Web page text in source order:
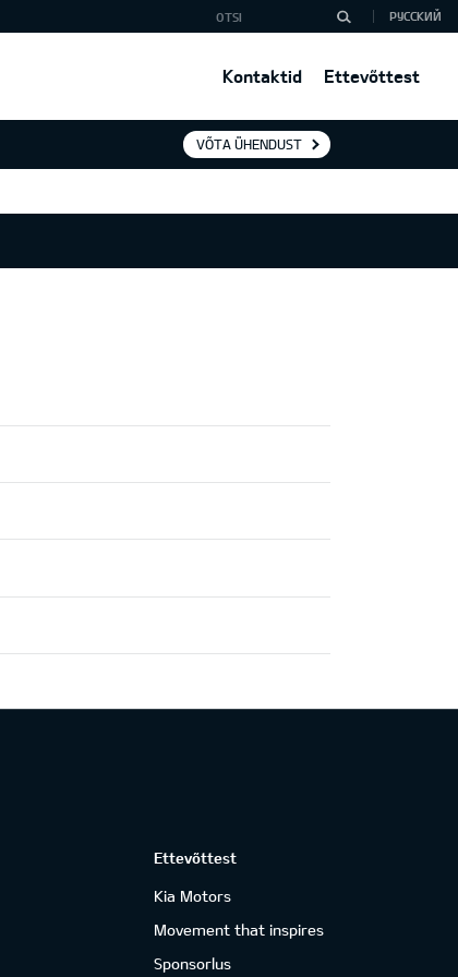
Kontaktid Ettevõttest
РУССКИЙ
VÕTA ÜHENDUST
Ettevõttest
Kia Motors
Movement that inspires
Sponsorlus